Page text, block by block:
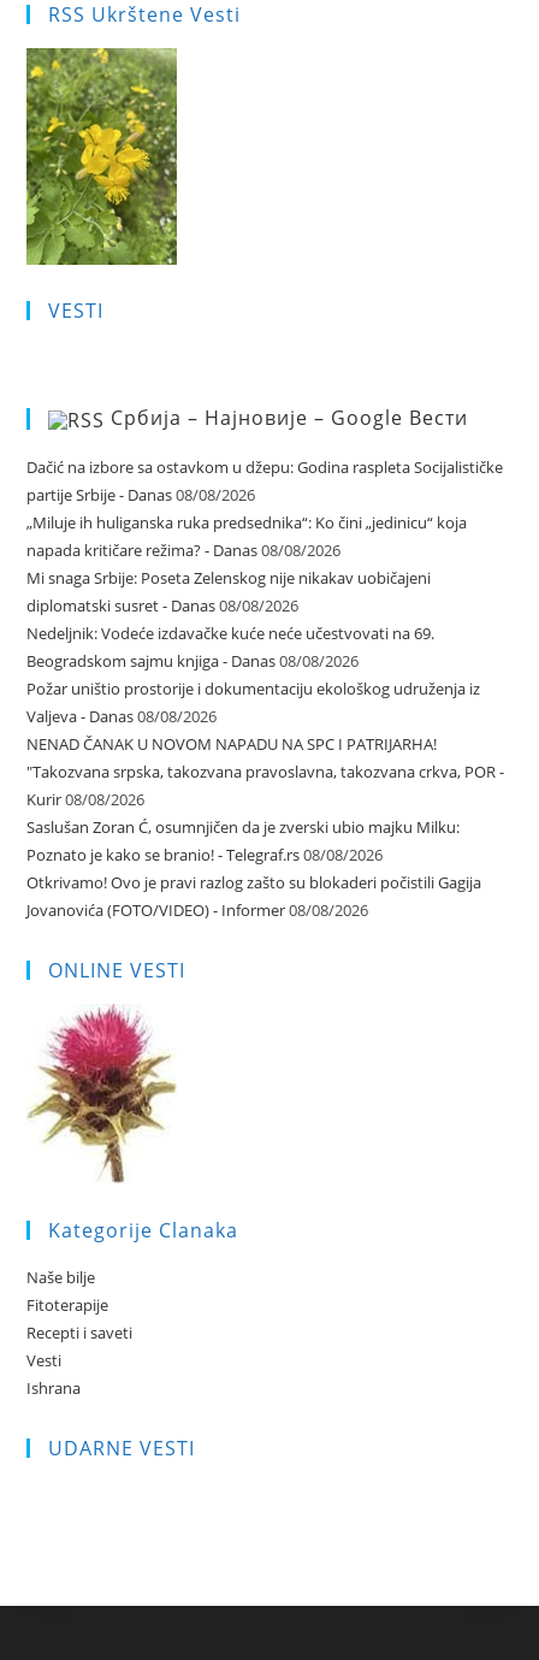
RSS Ukrštene Vesti
VESTI
Србија – Најновије – Google Вести
Dačić na izbore sa ostavkom u džepu: Godina raspleta Socijalističke
partije Srbije - Danas08/08/2026
„Miluje ih huliganska ruka predsednika“: Ko čini „jedinicu“ koja
napada kritičare režima? - Danas08/08/2026
Mi snaga Srbije: Poseta Zelenskog nije nikakav uobičajeni
diplomatski susret - Danas08/08/2026
Nedeljnik: Vodeće izdavačke kuće neće učestvovati na 69.
Beogradskom sajmu knjiga - Danas08/08/2026
Požar uništio prostorije i dokumentaciju ekološkog udruženja iz
Valjeva - Danas08/08/2026
NENAD ČANAK U NOVOM NAPADU NA SPC I PATRIJARHA!
"Takozvana srpska, takozvana pravoslavna, takozvana crkva, POR -
Kurir08/08/2026
Saslušan Zoran Ć, osumnjičen da je zverski ubio majku Milku:
Poznato je kako se branio! - Telegraf.rs08/08/2026
Otkrivamo! Ovo je pravi razlog zašto su blokaderi počistili Gagija
Jovanovića (FOTO/VIDEO) - Informer08/08/2026
ONLINE VESTI
Kategorije Clanaka
Naše bilje
Fitoterapije
Recepti i saveti
Vesti
Ishrana
UDARNE VESTI